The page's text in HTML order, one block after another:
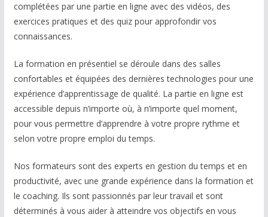
complétées par une partie en ligne avec des vidéos, des
exercices pratiques et des quiz pour approfondir vos
connaissances.
La formation en présentiel se déroule dans des salles
confortables et équipées des dernières technologies pour une
expérience d’apprentissage de qualité. La partie en ligne est
accessible depuis n’importe où, à n’importe quel moment,
pour vous permettre d’apprendre à votre propre rythme et
selon votre propre emploi du temps.
Nos formateurs sont des experts en gestion du temps et en
productivité, avec une grande expérience dans la formation et
le coaching. Ils sont passionnés par leur travail et sont
déterminés à vous aider à atteindre vos objectifs en vous